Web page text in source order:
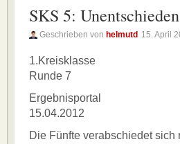
SKS 5:
Geschrieben von helmutd 15. April
1.Kreisklasse
Runde 7
Ergebnisportal
15.04.2012
Die Fünfte verabschiedet